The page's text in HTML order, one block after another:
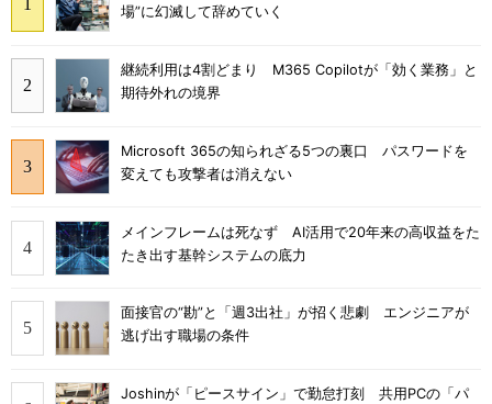
場”に幻滅して辞めていく
継続利用は4割どまり M365 Copilotが「効く業務」と
期待外れの境界
Microsoft 365の知られざる5つの裏口 パスワードを
変えても攻撃者は消えない
メインフレームは死なず AI活用で20年来の高収益をた
たき出す基幹システムの底力
面接官の“勘”と「週3出社」が招く悲劇 エンジニアが
逃げ出す職場の条件
Joshinが「ピースサイン」で勤怠打刻 共用PCの「パ